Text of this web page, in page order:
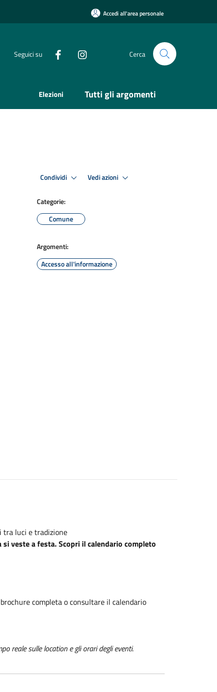
Accedi all'area personale
Seguici su Cerca
Elezioni Tutti gli argomenti
Condividi Vedi azioni
Categorie:
Comune
Argomenti:
Accesso all'informazione
tra luci e tradizione
veste a festa. Scopri il calendario completo
completa o consultare il calendario
reale sulle location e gli orari degli eventi.